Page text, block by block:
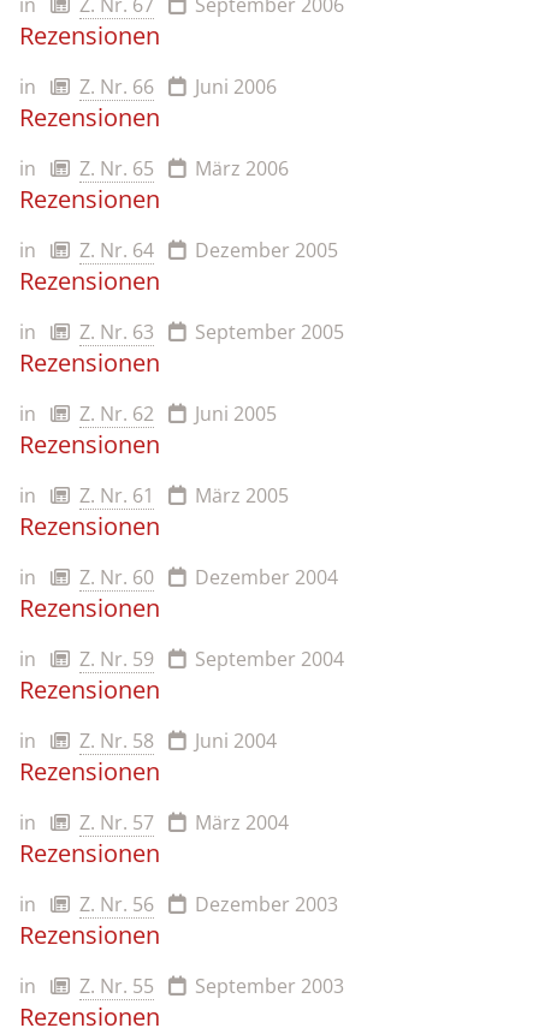
Rezensionen
in Z. Nr. 66 Juni 2006
Rezensionen
in Z. Nr. 65 März 2006
Rezensionen
in Z. Nr. 64 Dezember 2005
Rezensionen
in Z. Nr. 63 September 2005
Rezensionen
in Z. Nr. 62 Juni 2005
Rezensionen
in Z. Nr. 61 März 2005
Rezensionen
in Z. Nr. 60 Dezember 2004
Rezensionen
in Z. Nr. 59 September 2004
Rezensionen
in Z. Nr. 58 Juni 2004
Rezensionen
in Z. Nr. 57 März 2004
Rezensionen
in Z. Nr. 56 Dezember 2003
Rezensionen
in Z. Nr. 55 September 2003
Rezensionen